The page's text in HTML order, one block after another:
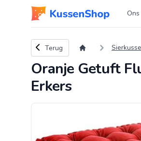
Logo www.kussenshop.nl
Terug naar overzicht
Terug
Oranje Getuft
Erkers